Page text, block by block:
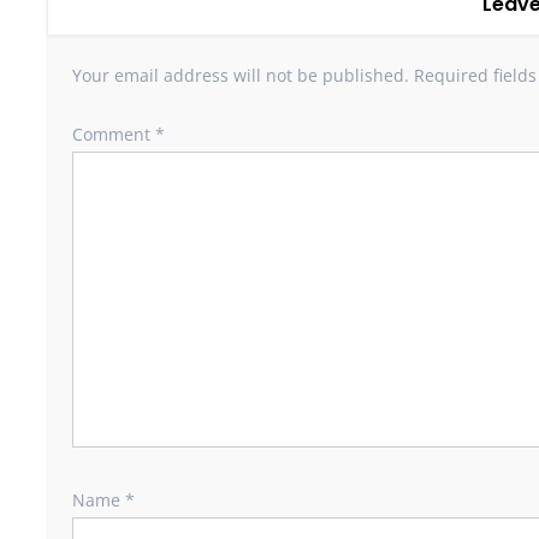
Your email address will not be published. Required
Comment *
Name *